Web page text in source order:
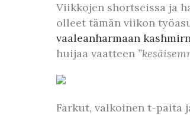
Viikkojen shortseissa ja
olleet tämän viikon
vaaleanharmaan
huijaa vaatteen
Farkut, valkoinen t-paita